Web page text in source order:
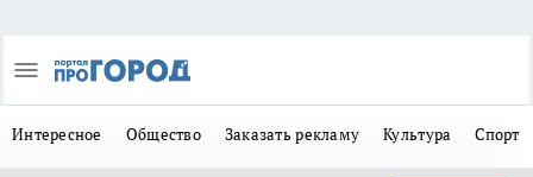
Интересное Общество Заказать рекламу Культура Спорт